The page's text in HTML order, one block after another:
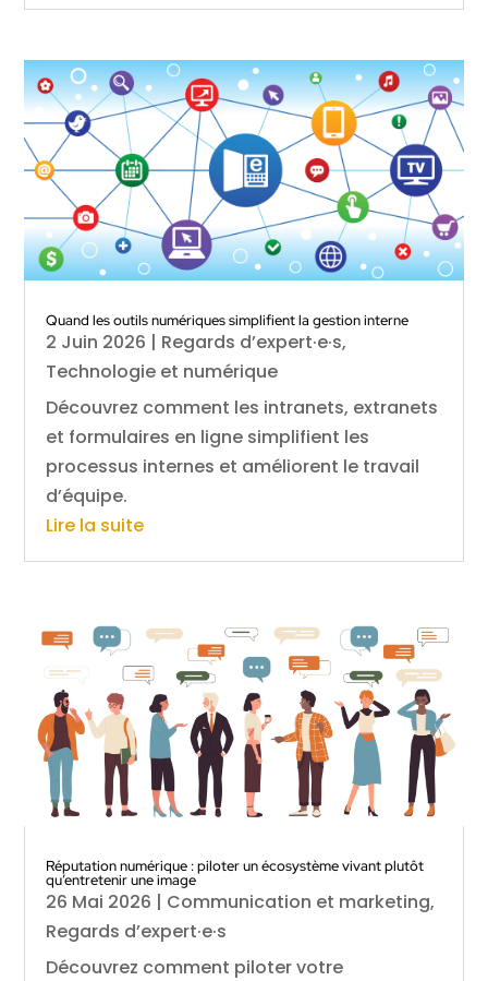
Quand les outils numériques simplifient la gestion interne
2 Juin 2026 | Regards d’expert·e·s,
Technologie et numérique
Découvrez comment les intranets, extranets
et formulaires en ligne simplifient les
processus internes et améliorent le travail
d’équipe.
Lire la suite
Réputation numérique : piloter un écosystème vivant plutôt
qu’entretenir une image
26 Mai 2026 | Communication et marketing,
Regards d’expert·e·s
Découvrez comment piloter votre